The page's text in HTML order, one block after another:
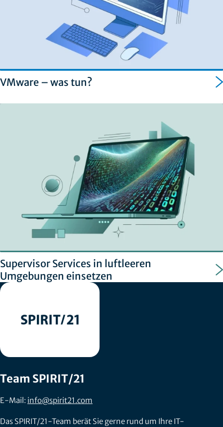
VMware – was tun?
Supervisor Services in luftleeren
Umgebungen einsetzen
Team SPIRIT/21
E-Mail: info@spirit21.com
Das SPIRIT/21-Team berät Sie gerne rund um Ihre IT-